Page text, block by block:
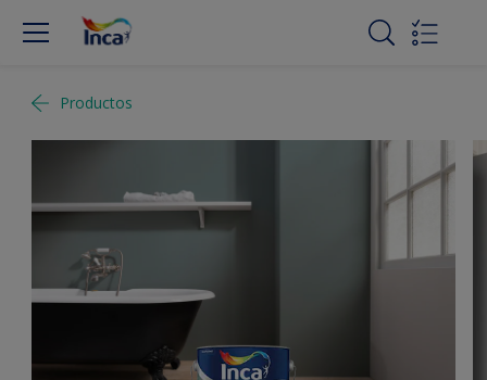
Productos